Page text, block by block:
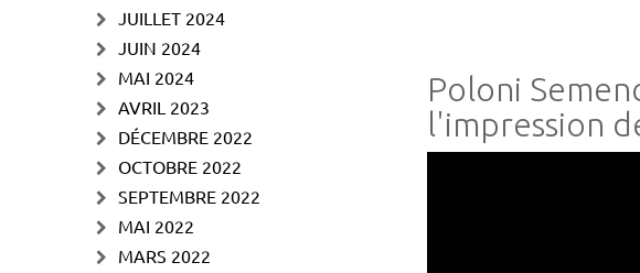
Poloni
l'impression
JUILLET 2024
JUIN 2024
MAI 2024
AVRIL 2023
DÉCEMBRE 2022
OCTOBRE 2022
SEPTEMBRE 2022
MAI 2022
MARS 2022